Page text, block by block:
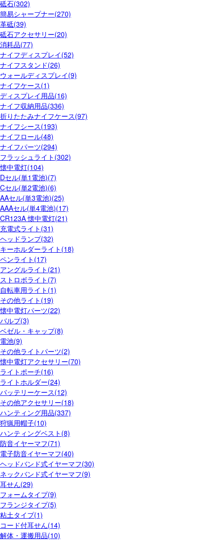
砥石(302)
簡易シャープナー(270)
革砥(39)
砥石アクセサリー(20)
消耗品(77)
ナイフディスプレイ(52)
ナイフスタンド(26)
ウォールディスプレイ(9)
ナイフケース(1)
ディスプレイ用品(16)
ナイフ収納用品(336)
折りたたみナイフケース(97)
ナイフシース(193)
ナイフロール(48)
ナイフパーツ(294)
フラッシュライト(302)
懐中電灯(104)
Dセル(単1電池)(7)
Cセル(単2電池)(6)
AAセル(単3電池)(25)
AAAセル(単4電池)(17)
CR123A 懐中電灯(21)
充電式ライト(31)
ヘッドランプ(32)
キーホルダーライト(18)
ペンライト(17)
アングルライト(21)
ストロボライト(7)
自転車用ライト(1)
その他ライト(19)
懐中電灯パーツ(22)
バルブ(3)
ベゼル・キャップ(8)
電池(9)
その他ライトパーツ(2)
懐中電灯アクセサリー(70)
ライトポーチ(16)
ライトホルダー(24)
バッテリーケース(12)
その他アクセサリー(18)
ハンティング用品(337)
狩猟用帽子(10)
ハンティングベスト(8)
防音イヤーマフ(71)
電子防音イヤーマフ(40)
ヘッドバンド式イヤーマフ(30)
ネックバンド式イヤーマフ(9)
耳せん(29)
フォームタイプ(9)
フランジタイプ(5)
粘土タイプ(1)
コード付耳せん(14)
解体・運搬用品(10)